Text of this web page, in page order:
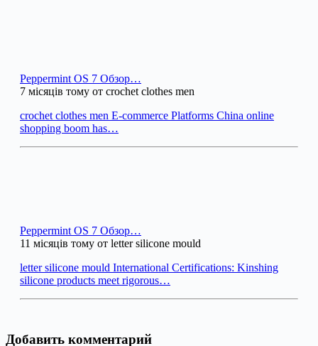
Peppermint OS 7 Обзор…
7 місяців тому от crochet clothes men
crochet clothes men E-commerce Platforms China online
shopping boom has…
Peppermint OS 7 Обзор…
11 місяців тому от letter silicone mould
letter silicone mould International Certifications: Kinshing
silicone products meet rigorous…
Добавить комментарий